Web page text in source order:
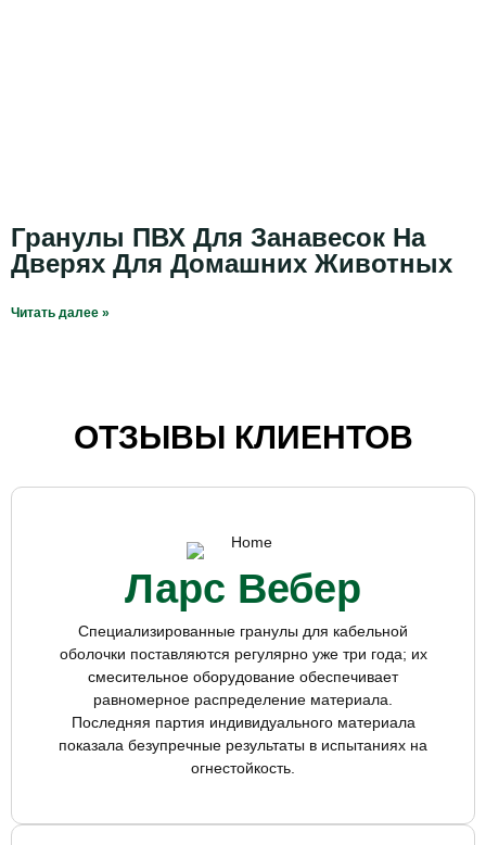
Гранулы ПВХ Для Занавесок На
Дверях Для Домашних Животных
Читать далее »
ОТЗЫВЫ КЛИЕНТОВ
Ларс Вебер
Специализированные гранулы для кабельной
оболочки поставляются регулярно уже три года; их
смесительное оборудование обеспечивает
равномерное распределение материала.
Последняя партия индивидуального материала
показала безупречные результаты в испытаниях на
огнестойкость.